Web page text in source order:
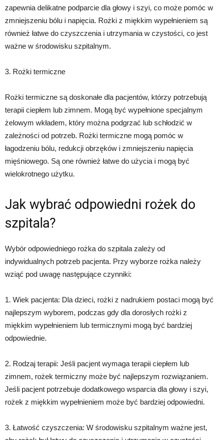
zapewnia delikatne podparcie dla głowy i szyi, co może pomóc w
zmniejszeniu bólu i napięcia. Rożki z miękkim wypełnieniem są
również łatwe do czyszczenia i utrzymania w czystości, co jest
ważne w środowisku szpitalnym.
3. Rożki termiczne
Rożki termiczne są doskonałe dla pacjentów, którzy potrzebują
terapii ciepłem lub zimnem. Mogą być wypełnione specjalnym
żelowym wkładem, który można podgrzać lub schłodzić w
zależności od potrzeb. Rożki termiczne mogą pomóc w
łagodzeniu bólu, redukcji obrzęków i zmniejszeniu napięcia
mięśniowego. Są one również łatwe do użycia i mogą być
wielokrotnego użytku.
Jak wybrać odpowiedni rożek do
szpitala?
Wybór odpowiedniego rożka do szpitala zależy od
indywidualnych potrzeb pacjenta. Przy wyborze rożka należy
wziąć pod uwagę następujące czynniki:
1. Wiek pacjenta: Dla dzieci, rożki z nadrukiem postaci mogą być
najlepszym wyborem, podczas gdy dla dorosłych rożki z
miękkim wypełnieniem lub termicznymi mogą być bardziej
odpowiednie.
2. Rodzaj terapii: Jeśli pacjent wymaga terapii ciepłem lub
zimnem, rożek termiczny może być najlepszym rozwiązaniem.
Jeśli pacjent potrzebuje dodatkowego wsparcia dla głowy i szyi,
rożek z miękkim wypełnieniem może być bardziej odpowiedni.
3. Łatwość czyszczenia: W środowisku szpitalnym ważne jest,